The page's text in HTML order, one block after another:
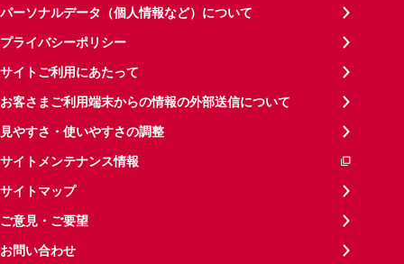
パーソナルデータ（個人情報など）について
プライバシーポリシー
サイトご利用にあたって
お客さまご利用端末からの情報の外部送信について
見やすさ・使いやすさの調整
サイトメンテナンス情報
サイトマップ
ご意見・ご要望
お問い合わせ